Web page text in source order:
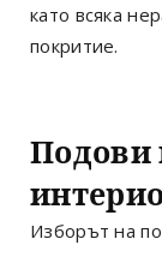
като всяка
покритие.
Подови
Изборът на